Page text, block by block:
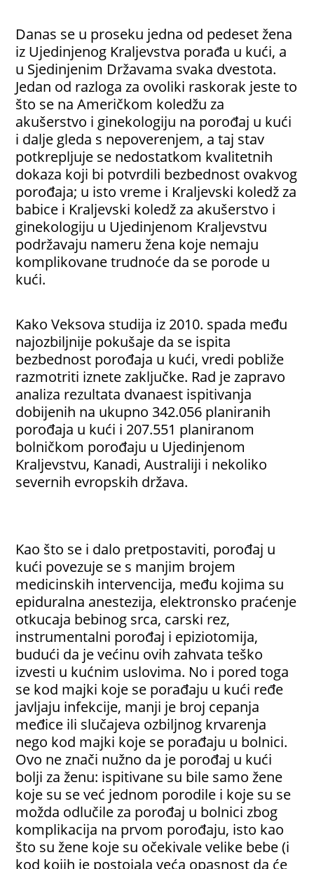
Danas se u proseku jedna od pedeset žena
iz Ujedinjenog Kraljevstva porađa u kući, a
u Sjedinjenim Državama svaka dvestota.
Jedan od razloga za ovoliki raskorak jeste to
što se na Američkom koledžu za
akušerstvo i ginekologiju na porođaj u kući
i dalje gleda s nepoverenjem, a taj stav
potkrepljuje se nedostatkom kvalitetnih
dokaza koji bi potvrdili bezbednost ovakvog
porođaja; u isto vreme i Kraljevski koledž za
babice i Kraljevski koledž za akušerstvo i
ginekologiju u Ujedinjenom Kraljevstvu
podržavaju nameru žena koje nemaju
komplikovane trudnoće da se porode u
kući.
Kako Veksova studija iz 2010. spada među
najozbiljnije pokušaje da se ispita
bezbednost porođaja u kući, vredi pobliže
razmotriti iznete zaključke. Rad je zapravo
analiza rezultata dvanaest ispitivanja
dobijenih na ukupno 342.056 planiranih
porođaja u kući i 207.551 planiranom
bolničkom porođaju u Ujedinjenom
Kraljevstvu, Kanadi, Australiji i nekoliko
severnih evropskih država.
Kao što se i dalo pretpostaviti, porođaj u
kući povezuje se s manjim brojem
medicinskih intervencija, među kojima su
epiduralna anestezija, elektronsko praćenje
otkucaja bebinog srca, carski rez,
instrumentalni porođaj i epiziotomija,
budući da je većinu ovih zahvata teško
izvesti u kućnim uslovima. No i pored toga
se kod majki koje se porađaju u kući ređe
javljaju infekcije, manji je broj cepanja
međice ili slučajeva ozbiljnog krvarenja
nego kod majki koje se porađaju u bolnici.
Ovo ne znači nužno da je porođaj u kući
bolji za ženu: ispitivane su bile samo žene
koje su se već jednom porodile i koje su se
možda odlučile za porođaj u bolnici zbog
komplikacija na prvom porođaju, isto kao
što su žene koje su očekivale velike bebe (i
kod kojih je postojala veća opasnost da će